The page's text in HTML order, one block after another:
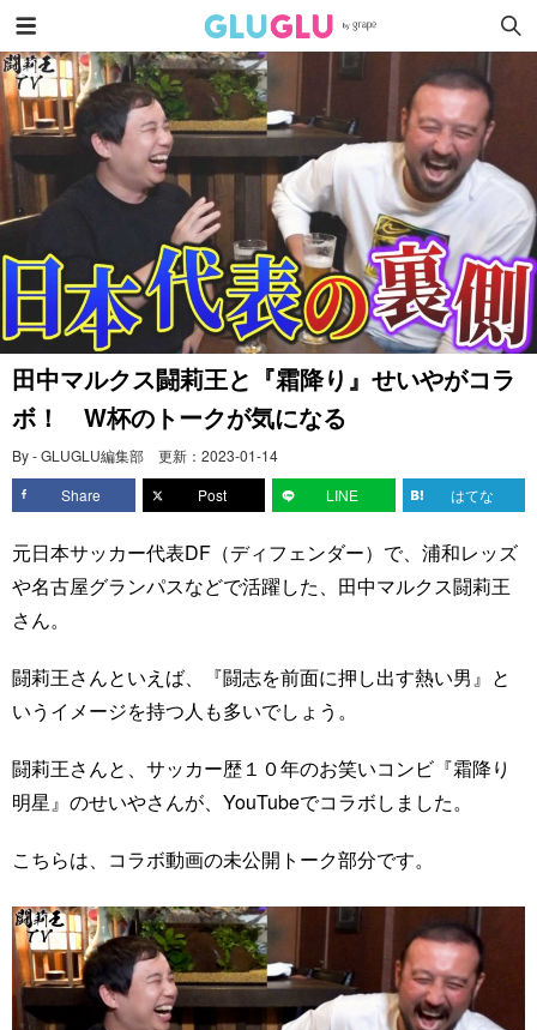
田中マルクス闘莉王と『霜降り』せいやがコラ
ボ！ W杯のトークが気になる
By - GLUGLU編集部 更新： 2023-01-14
Share
Post LINE はてな
元日本サッカー代表DF（ディフェンダー）で、浦和レッズ
や名古屋グランパスなどで活躍した、田中マルクス闘莉王
さん。
闘莉王さんといえば、『闘志を前面に押し出す熱い男』と
いうイメージを持つ人も多いでしょう。
闘莉王さんと、サッカー歴１０年のお笑いコンビ『霜降り
明星』のせいやさんが、YouTubeでコラボしました。
こちらは、コラボ動画の未公開トーク部分です。